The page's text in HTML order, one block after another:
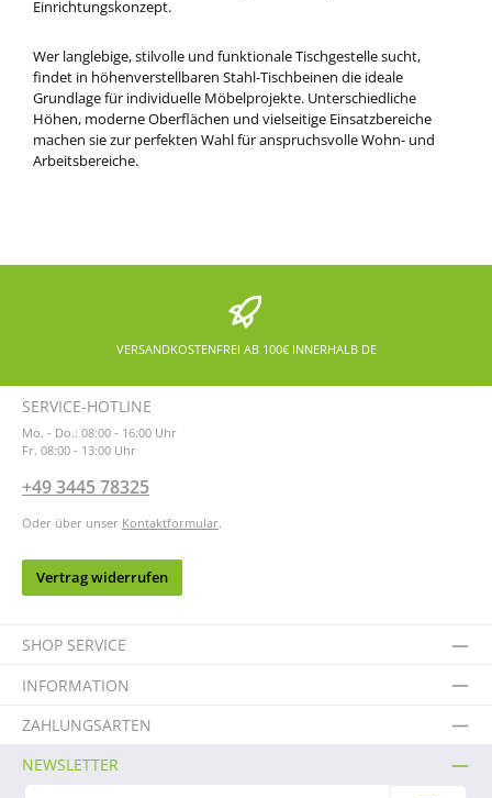
Einrichtungskonzept.
Wer langlebige, stilvolle und funktionale Tischgestelle sucht,
findet in höhenverstellbaren Stahl-Tischbeinen die ideale
Grundlage für individuelle Möbelprojekte. Unterschiedliche
Höhen, moderne Oberflächen und vielseitige Einsatzbereiche
machen sie zur perfekten Wahl für anspruchsvolle Wohn- und
Arbeitsbereiche.
VERSANDKOSTENFREI AB 100€ INNERHALB DE
SERVICE-HOTLINE
Mo. - Do.: 08:00 - 16:00 Uhr
Fr. 08:00 - 13:00 Uhr
+49 3445 78325
Oder über unser Kontaktformular.
Vertrag widerrufen
SHOP SERVICE
INFORMATION
ZAHLUNGSARTEN
NEWSLETTER